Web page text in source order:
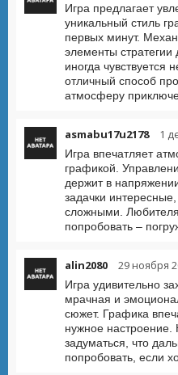
Игра предлагает
уникальный стиль
первых минут.
элементы
иногда чувствуется
отличный способ
атмосферу
asmabu17u2178 1
Игра впечатляет
графикой.
держит в
задачки
сложными.
попробовать –
alin2080 29 ноября
Игра удивительно
мрачная и
сюжет. Графика
нужное настроение.
задуматься, что
попробовать, если